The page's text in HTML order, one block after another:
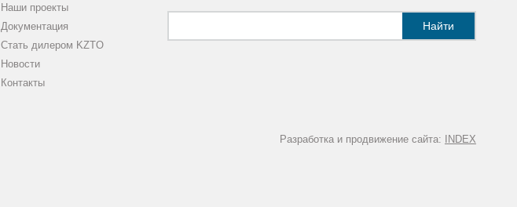
Наши проекты
Документация
Стать дилером KZTO
Новости
Контакты
Найти
Разработка и продвижение сайта: INDEX